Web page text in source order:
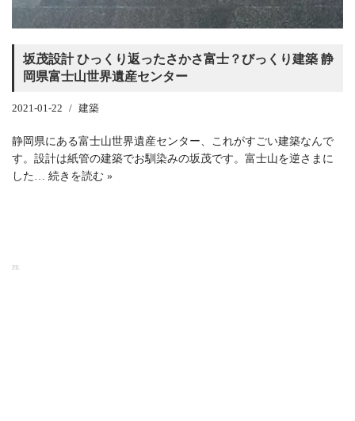
坂茂設計 ひっくり返ったさかさ富士？びっくり建築 静
岡県富士山世界遺産センター
2021-01-22 建築
静岡県にある富士山世界遺産センター、これがすごい建築なんで
す。設計は紙管の建築でお馴染みの坂茂です。富士山を逆さまに
した… 続きを読む »
PR